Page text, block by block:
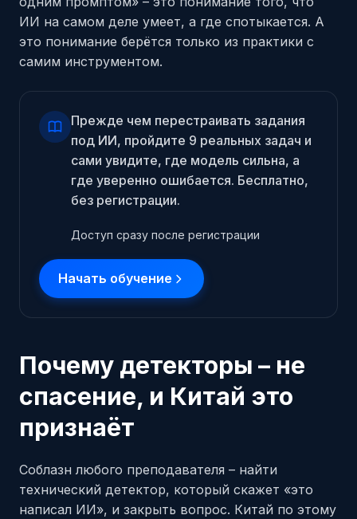
ИИ на самом деле умеет, а где спотыкается. А
это понимание берётся только из практики с
самим инструментом.
Прежде чем перестраивать задания
под ИИ, пройдите 9 реальных задач и
сами увидите, где модель сильна, а
где уверенно ошибается. Бесплатно,
без регистрации.
Доступ сразу после регистрации
Начать обучение
Почему детекторы – не
спасение, и Китай это
признаёт
Соблазн любого преподавателя – найти
технический детектор, который скажет «это
написал ИИ», и закрыть вопрос. Китай по этому